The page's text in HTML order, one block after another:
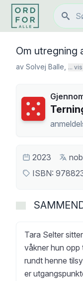
Om utregning
av Solvej Balle ...
Terningkast
2023
nob
ISBN:
Tara Selter
våkner hun opp
rundt henne
er